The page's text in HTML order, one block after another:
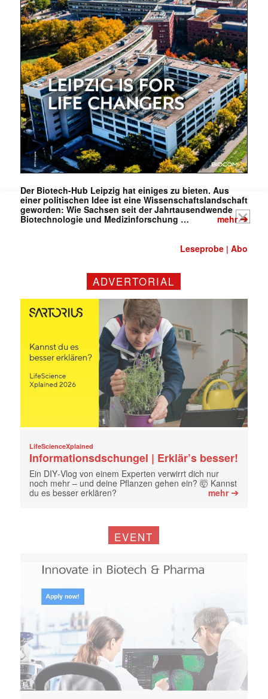
Mit dem |transkript-Newsletter
jede Woche aktuell informiert.
E-
Mail
(erforderlich)
Der Biotech-Hub Leipzig hat einiges zu bieten. Aus
einer politischen Idee ist eine Wissenschaftslandschaft
geworden: Wie Sachsen seit der Jahrtausendwende
Biotechnologie und Medizinforschung …
mehr➔
Leseprobe |Abo
ADVERTORIAL
LifeScienceXplained
Informationsdschungel | Erklär’s besser!
Ein DIY‑Vlog von einem Experten verwirrt dich nur
noch mehr – und deine Pflanzen gehen ein? 🤯 Kannst
du es besser erklären?
mehr➔
EVENT